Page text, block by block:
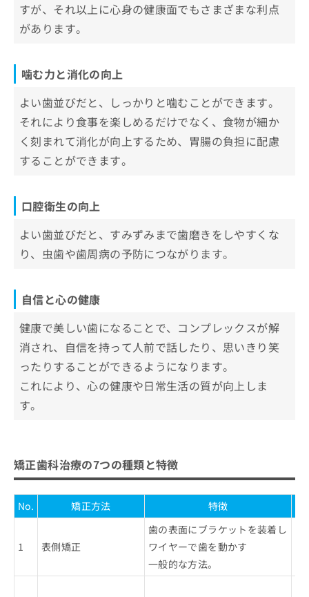
すが、それ以上に心身の健康面でもさまざまな利点
があります。
噛む力と消化の向上
よい歯並びだと、しっかりと噛むことができます。
それにより食事を楽しめるだけでなく、食物が細か
く刻まれて消化が向上するため、胃腸の負担に配慮
することができます。
口腔衛生の向上
よい歯並びだと、すみずみまで歯磨きをしやすくな
り、虫歯や歯周病の予防につながります。
自信と心の健康
健康で美しい歯になることで、コンプレックスが解
消され、自信を持って人前で話したり、思いきり笑
ったりすることができるようになります。
これにより、心の健康や日常生活の質が向上しま
す。
矯正歯科治療の7つの種類と特徴
No. 矯正方法 特徴
1 表側矯正
歯の表面にブラケットを装着し
ワイヤーで歯を動かす
一般的な方法。